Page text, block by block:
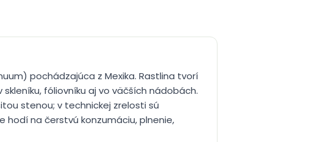
pochádzajúca z Mexika. Rastlina tvorí
fóliovníku aj vo väčších nádobách.
stenou; v technickej zrelosti sú
hodí na čerstvú konzumáciu, plnenie,